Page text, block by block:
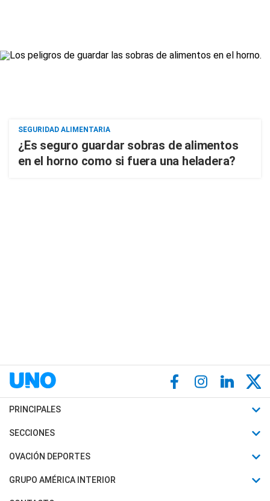
SEGURIDAD ALIMENTARIA
¿Es seguro guardar sobras de alimentos
en el horno como si fuera una heladera?
PRINCIPALES
Últimas Noticias
Política
SECCIONES
Horóscopo
Motores
OVACIÓN DEPORTES
Fútbol
Mundial
GRUPO AMÉRICA INTERIOR